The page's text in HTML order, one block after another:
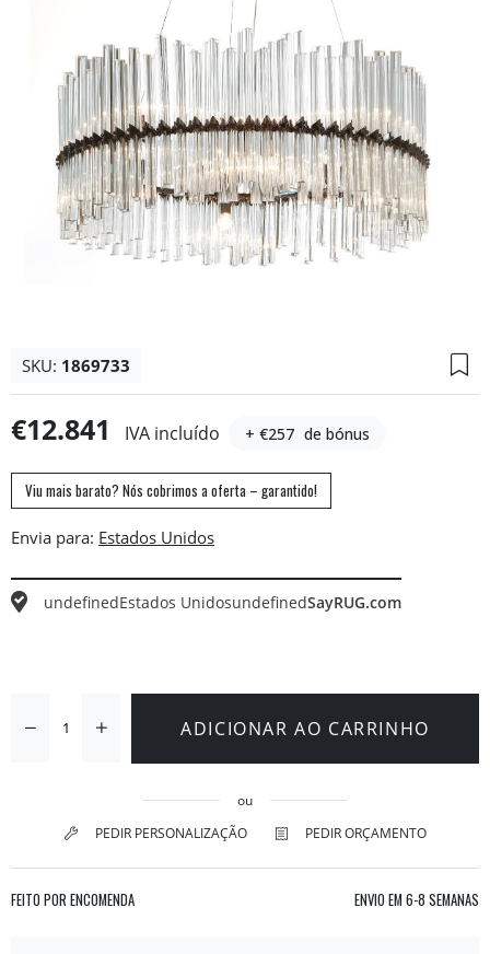
SKU: 1869733
€12.841 IVA incluído + €257 de bónus
Viu mais barato? Nós cobrimos a oferta – garantido!
Envia para:
undefinedEstados UnidosundefinedSayRUG.com
ADICIONAR AO CARRINHO
ou
PEDIR PERSONALIZAÇÃO
PEDIR ORÇAMENTO
FEITO POR ENCOMENDA ENVIO EM 6-8 SEMANAS